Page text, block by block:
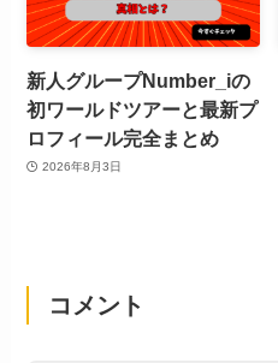
新人グループNumber_iの
初ワールドツアーと最新プ
ロフィール完全まとめ
2026年8月3日
コメント